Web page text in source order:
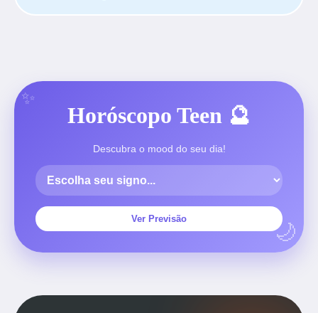
Horóscopo Teen 🔮
Descubra o mood do seu dia!
Ver Previsão